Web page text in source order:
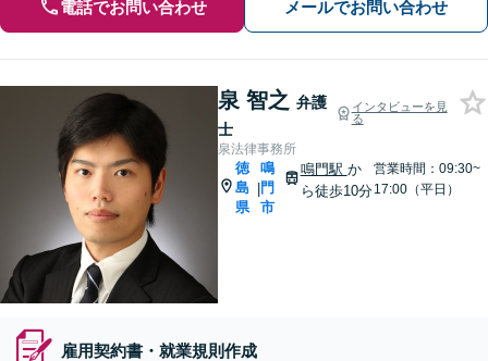
電話でお問い合わせ メールでお問い合わせ
泉 智之 弁護
士
インタビューを見
る
泉法律事務所
徳
島
県
|
鳴
門
市
鳴門駅 か
ら徒歩10分
営業時間：09:30~
17:00（平日）
雇用契約書・就業規則作成